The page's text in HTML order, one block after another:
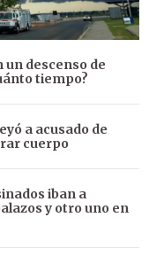
un descenso de
tiempo?
a acusado de
cuerpo
iban a
y otro uno en